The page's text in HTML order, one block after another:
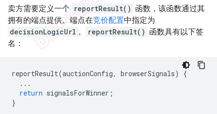
卖方需要定义一个 reportResult() 函数，该函数通过其
拥有的端点提供。端点在竞价配置中指定为
decisionLogicUrl 。 reportResult() 函数具有以下签
名：
reportResult(auctionConfig, browserSignals)
{
...
return signalsForWinner ;
}